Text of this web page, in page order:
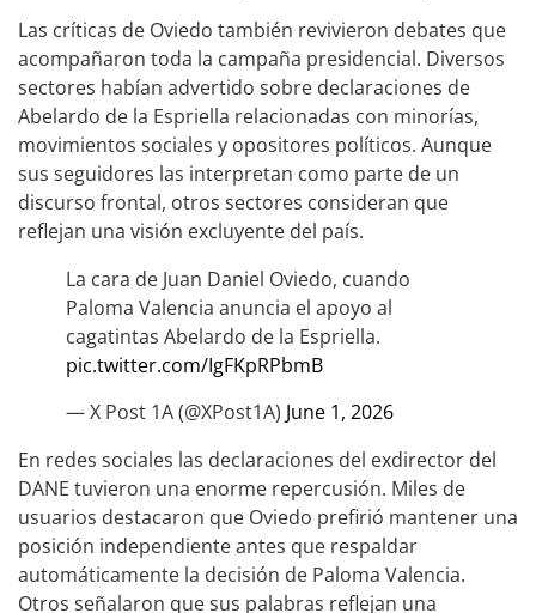
Las críticas de Oviedo también revivieron debates que
acompañaron toda la campaña presidencial. Diversos
sectores habían advertido sobre declaraciones de
Abelardo de la Espriella relacionadas con minorías,
movimientos sociales y opositores políticos. Aunque
sus seguidores las interpretan como parte de un
discurso frontal, otros sectores consideran que
reflejan una visión excluyente del país.
La cara de Juan Daniel Oviedo, cuando
Paloma Valencia anuncia el apoyo al
cagatintas Abelardo de la Espriella.
pic.twitter.com/IgFKpRPbmB
— X Post 1A (@XPost1A) June 1, 2026
En redes sociales las declaraciones del exdirector del
DANE tuvieron una enorme repercusión. Miles de
usuarios destacaron que Oviedo prefirió mantener una
posición independiente antes que respaldar
automáticamente la decisión de Paloma Valencia.
Otros señalaron que sus palabras reflejan una